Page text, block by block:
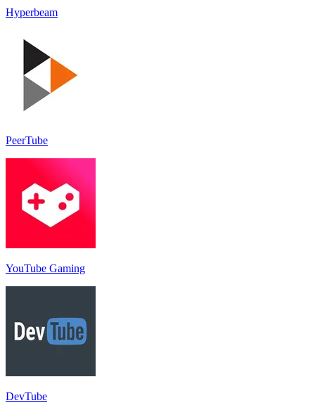
Hyperbeam
PeerTube
YouTube Gaming
DevTube